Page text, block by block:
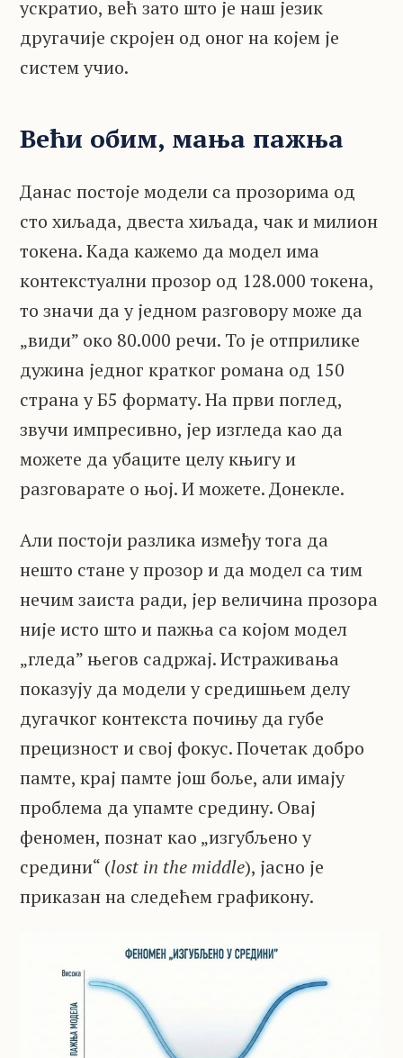
ускратио, већ зато што је наш језик
другачије скројен од оног на којем је
систем учио.
Већи обим, мања пажња
Данас постоје модели са прозорима од
сто хиљада, двеста хиљада, чак и милион
токена. Када кажемо да модел има
контекстуални прозор од 128.000 токена,
то значи да у једном разговору може да
„види” око 80.000 речи. То је отприлике
дужина једног кратког романа од 150
страна у Б5 формату. На први поглед,
звучи импресивно, јер изгледа као да
можете да убаците целу књигу и
разговарате о њој. И можете. Донекле.
Али постоји разлика између тога да
нешто стане у прозор и да модел са тим
нечим заиста ради, јер величина прозора
није исто што и пажња са којом модел
„гледа” његов садржај. Истраживања
показују да модели у средишњем делу
дугачког контекста почињу да губе
прецизност и свој фокус. Почетак добро
памте, крај памте још боље, али имају
проблема да упамте средину. Овај
феномен, познат као „изгубљено у
средини“ (lost in the middle), јасно је
приказан на следећем графикону.